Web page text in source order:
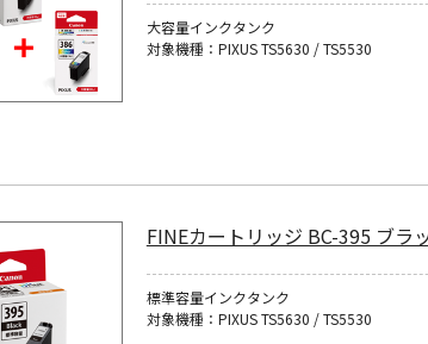
大容量インクタンク
対象機種：PIXUS TS5630 / TS5530
FINEカートリッジ BC-395 ブラ
標準容量インクタンク
対象機種：PIXUS TS5630 / TS5530